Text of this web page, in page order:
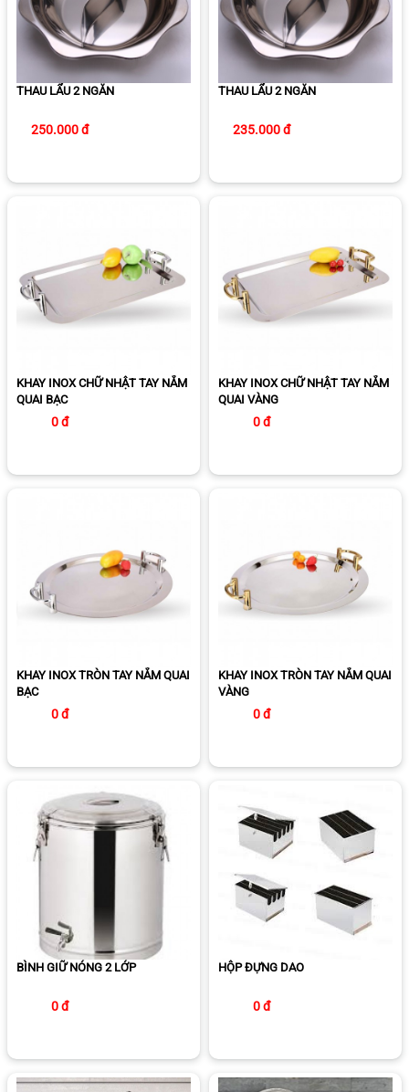
THAU LẨU 2 NGĂN
250.000 đ
THAU LẨU 2 NGĂN
235.000 đ
KHAY INOX CHỮ NHẬT TAY NẮM
QUAI BẠC
0 đ
KHAY INOX CHỮ NHẬT TAY NẮM
QUAI VÀNG
0 đ
KHAY INOX TRÒN TAY NẮM QUAI
BẠC
0 đ
KHAY INOX TRÒN TAY NẮM QUAI
VÀNG
0 đ
BÌNH GIỮ NÓNG 2 LỚP
0 đ
HỘP ĐỰNG DAO
0 đ